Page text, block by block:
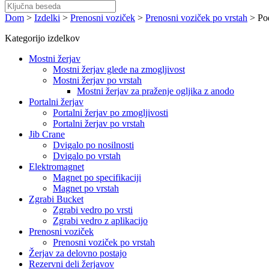
Dom > Izdelki > Prenosni voziček > Prenosni voziček po vrstah >
Kategorijo izdelkov
Mostni žerjav
Mostni žerjav glede na zmogljivost
Mostni žerjav po vrstah
Mostni žerjav za praženje ogljika z anodo
Portalni žerjav
Portalni žerjav po zmogljivosti
Portalni žerjav po vrstah
Jib Crane
Dvigalo po nosilnosti
Dvigalo po vrstah
Elektromagnet
Magnet po specifikaciji
Magnet po vrstah
Zgrabi Bucket
Zgrabi vedro po vrsti
Zgrabi vedro z aplikacijo
Prenosni voziček
Prenosni voziček po vrstah
Žerjav za delovno postajo
Rezervni deli žerjavov